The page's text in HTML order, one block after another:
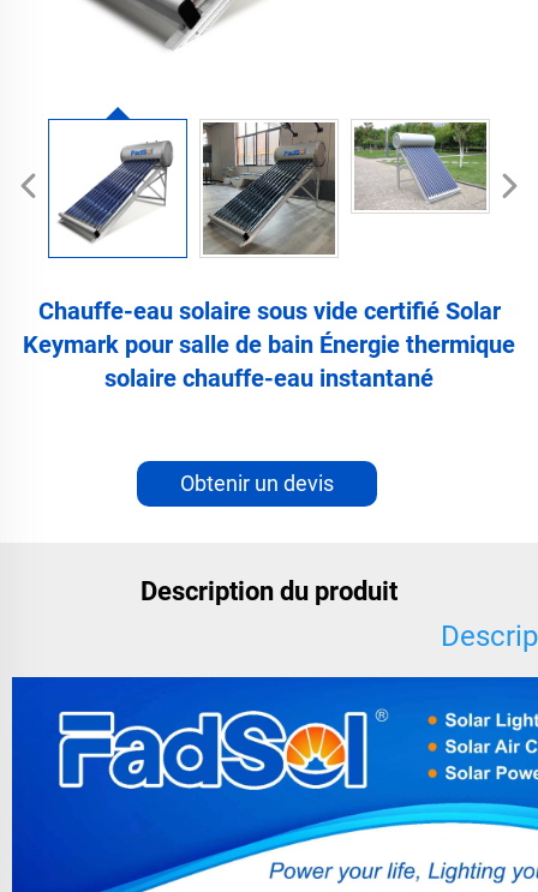
Chauffe-eau solaire sous vide certifié Solar
Keymark pour salle de bain Énergie thermique
solaire chauffe-eau instantané
Obtenir un devis
Description du produit